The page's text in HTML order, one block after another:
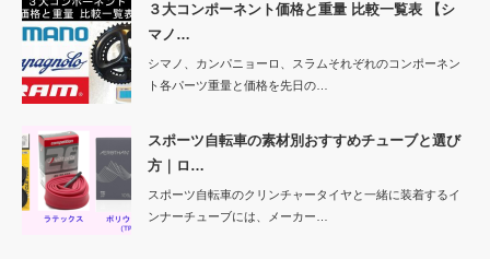
３大コンポーネント価格と重量 比較一覧表 【シ
マノ…
シマノ、カンパニョーロ、スラムそれぞれのコンポーネン
ト各パーツ重量と価格を先日の…
スポーツ自転車の素材別おすすめチューブと選び
方｜ロ…
スポーツ自転車のクリンチャータイヤと一緒に装着するイ
ンナーチューブには、メーカー…